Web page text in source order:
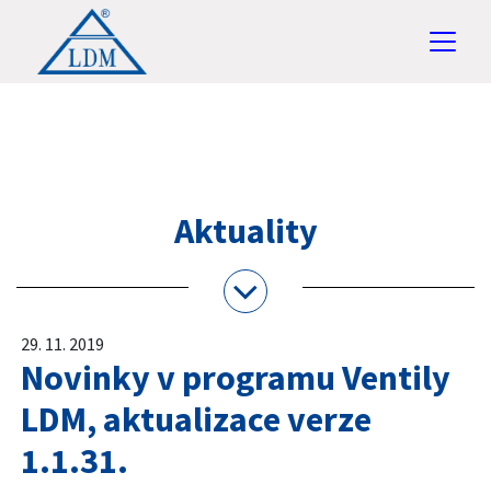
Aktuality
29. 11. 2019
Novinky v programu Ventily
LDM, aktualizace verze
1.1.31.